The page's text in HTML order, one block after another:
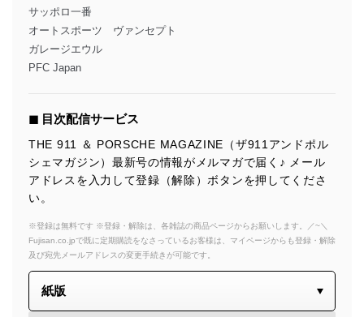
サッポロ一番
オートスポーツ ヴァンセプト
ガレージエウル
PFC Japan
◼︎ 目次配信サービス
THE 911 ＆ PORSCHE MAGAZINE（ザ911アンドポル
シェマガジン）最新号の情報がメルマガで届く♪ メール
アドレスを入力して登録（解除）ボタンを押してくださ
い。
※登録は無料です ※登録・解除は、各雑誌の商品ページからお願いします。／~＼
Fujisan.co.jpで既に定期購読をなさっているお客様は、マイページからも登録・解除
及び宛先メールアドレスの変更手続きが可能です。